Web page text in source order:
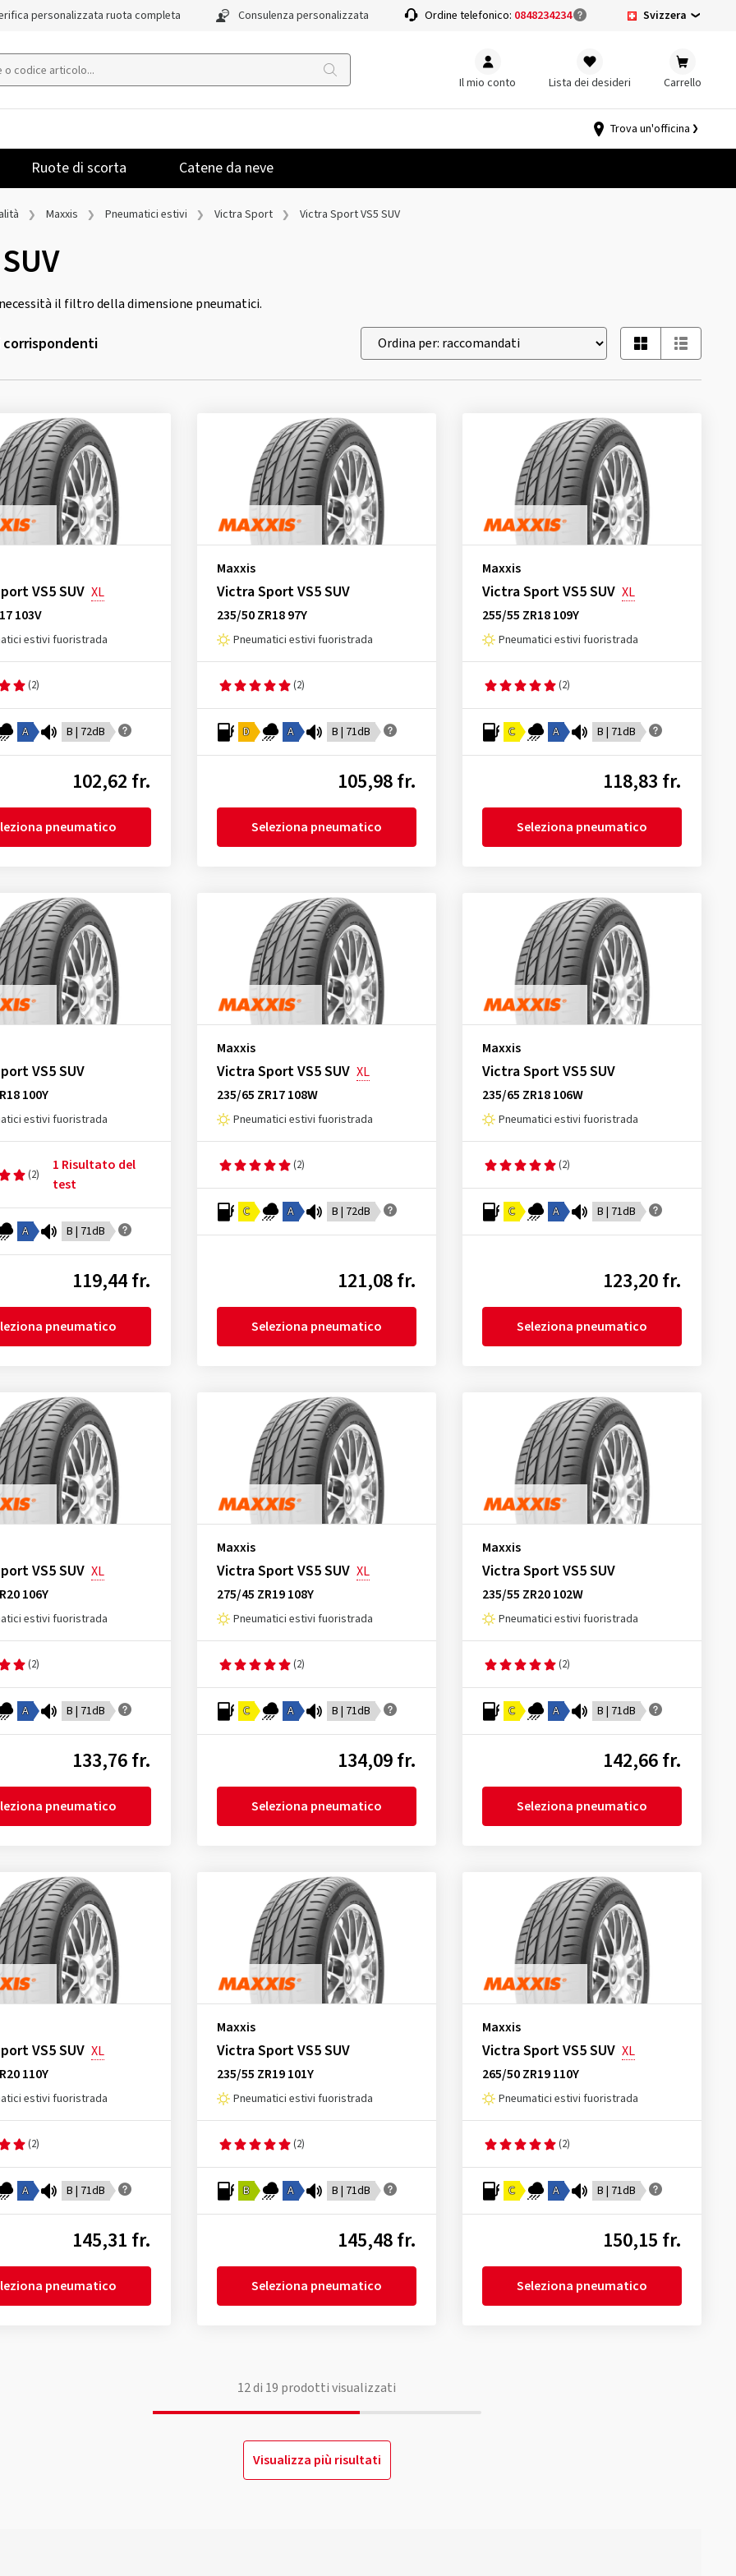
personalizzata ruota completa Consulenza personalizzata Ordine telefonico: 0848234234 Svizzera
Il mio conto Lista dei desideri Carrello
Ruote di scorta Catene da neve
Trova un'officina
Maxxis Pneumatici estivi Victra Sport Victra Sport VS5 SUV
il filtro della dimensione pneumatici.
VS5 SUV XL
103V
estivi fuoristrada
(2)
A B | 72dB
102,62 fr.
pneumatico
Maxxis
Victra Sport VS5 SUV
235/50 ZR18 97Y
Pneumatici estivi fuoristrada
(2)
D A B | 71dB
105,98 fr.
Seleziona pneumatico
Maxxis
Victra Sport VS5 SUV XL
255/55 ZR18 109Y
Pneumatici estivi fuoristrada
(2)
C A B | 71dB
118,83 fr.
Seleziona pneumatico
VS5 SUV
100Y
estivi fuoristrada
(2)
1 Risultato del
test
A B | 71dB
119,44 fr.
pneumatico
Maxxis
Victra Sport VS5 SUV XL
235/65 ZR17 108W
Pneumatici estivi fuoristrada
(2)
C A B | 72dB
121,08 fr.
Seleziona pneumatico
Maxxis
Victra Sport VS5 SUV
235/65 ZR18 106W
Pneumatici estivi fuoristrada
(2)
C A B | 71dB
123,20 fr.
Seleziona pneumatico
VS5 SUV XL
106Y
estivi fuoristrada
(2)
A B | 71dB
133,76 fr.
pneumatico
Maxxis
Victra Sport VS5 SUV XL
275/45 ZR19 108Y
Pneumatici estivi fuoristrada
(2)
C A B | 71dB
134,09 fr.
Seleziona pneumatico
Maxxis
Victra Sport VS5 SUV
235/55 ZR20 102W
Pneumatici estivi fuoristrada
(2)
C A B | 71dB
142,66 fr.
Seleziona pneumatico
VS5 SUV XL
110Y
estivi fuoristrada
(2)
A B | 71dB
145,31 fr.
pneumatico
Maxxis
Victra Sport VS5 SUV
235/55 ZR19 101Y
Pneumatici estivi fuoristrada
(2)
B A B | 71dB
145,48 fr.
Seleziona pneumatico
Maxxis
Victra Sport VS5 SUV XL
265/50 ZR19 110Y
Pneumatici estivi fuoristrada
(2)
C A B | 71dB
150,15 fr.
Seleziona pneumatico
12di 19 prodotti visualizzati
Visualizza più risultati